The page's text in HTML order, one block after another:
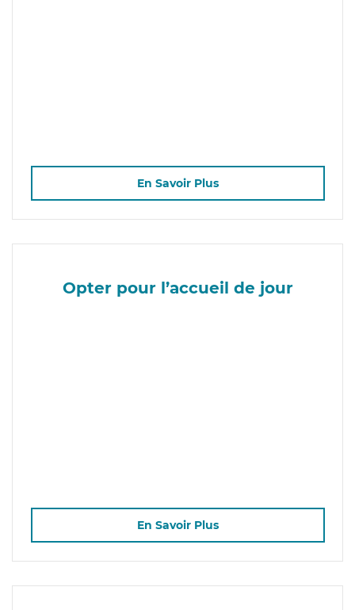
En Savoir Plus
Opter pour l’accueil de jour
En Savoir Plus